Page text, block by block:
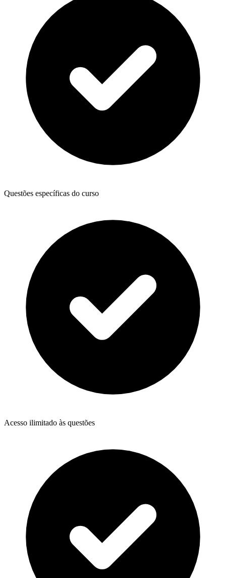
Questões específicas do curso
Acesso ilimitado às questões